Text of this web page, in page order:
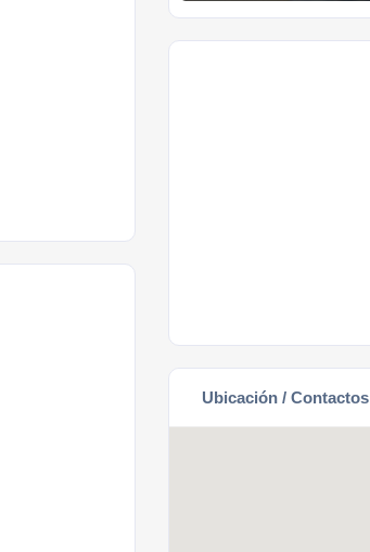
Ubicación / Contactos